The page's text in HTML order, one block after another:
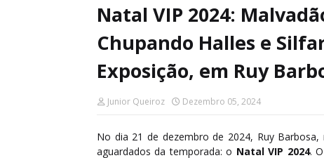
Natal VIP 2024:
Chupando Halles e
Exposição, em Ruy
Junior Queiroz Dezembro 05, 2024
No dia 21 de dezembro de 2024, Ruy
aguardados da temporada: o Natal VIP 2024.